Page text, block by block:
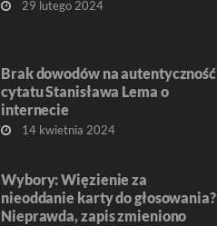
29 lutego 2024
Brak dowodów na autentyczność
cytatu Stanisława Lema o
internecie
14 kwietnia 2024
Wybory: Więzienie za
nieoddanie karty do głosowania?
Nieprawda, zapis zmieniono